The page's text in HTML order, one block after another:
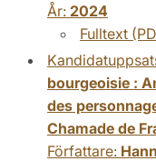
År: 2024
Fulltext
bourgeoisie :
des
Chamade de
Författare: